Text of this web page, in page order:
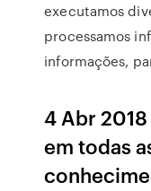
executamos
processamos
informações,
4 Abr
em todas